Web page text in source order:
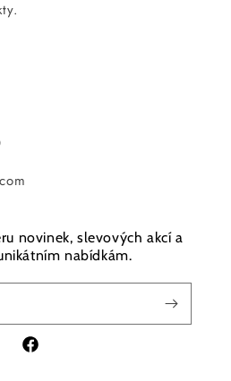
novinek, slevových akcí a
nabídkám.
Facebook